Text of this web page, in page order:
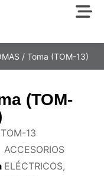
/ Toma (TOM-13)
(TOM-
TOM-13
ACCESORIOS
ELÉCTRICOS,